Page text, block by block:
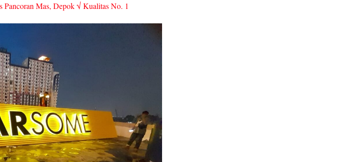
Mas, Depok √ Kualitas No. 1